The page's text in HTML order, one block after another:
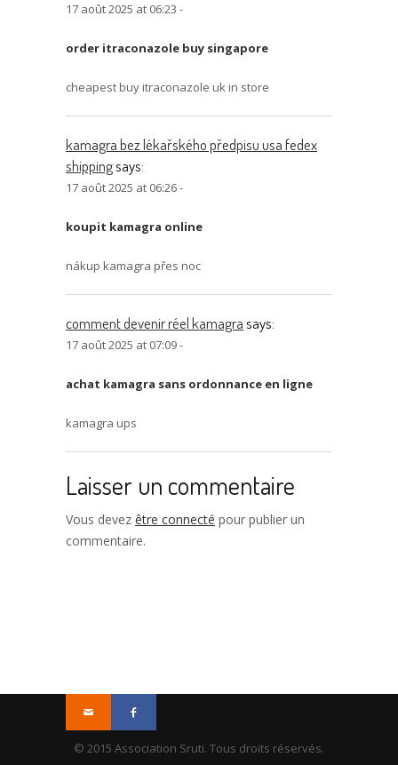
17 août 2025 at 06:23 -
order itraconazole buy singapore
cheapest buy itraconazole uk in store
kamagra bez lékařského předpisu usa fedex
shippingsays:
17 août 2025 at 06:26 -
koupit kamagra online
nákup kamagra přes noc
comment devenir réel kamagrasays:
17 août 2025 at 07:09 -
achat kamagra sans ordonnance en ligne
kamagra ups
Laisser un commentaire
Vous devez être connecté pour publier un
commentaire.
© 2015 Association Sruti. Tous droits réservés.